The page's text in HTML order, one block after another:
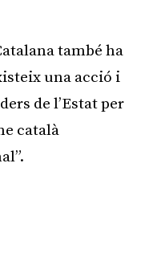
també ha
una acció i
de l’Estat per
català